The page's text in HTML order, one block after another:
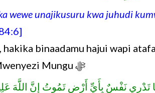
wewe unajikusuru kwa juhudi
hakika binaadamu hajui wapi
Mungu ﷻ
نَفْسٌ بِأَيِّ أَرْضٍ تَمُوتُ إِنَّ اللَّهَ